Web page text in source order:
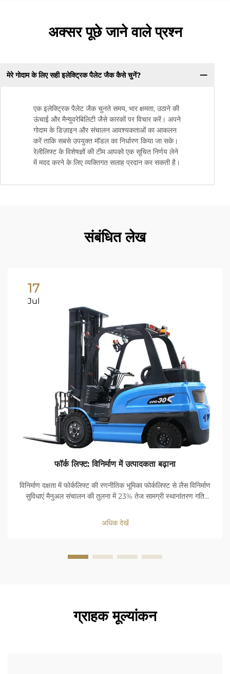
अक्सर पूछे जाने वाले प्रश्न
मेरे गोदाम के लिए सही इलेक्ट्रिक पैलेट जैक कैसे चुनें?
एक इलेक्ट्रिक पैलेट जैक चुनते समय, भार क्षमता, उठाने की
ऊंचाई और मैन्युवरेबिलिटी जैसे कारकों पर विचार करें। अपने
गोदाम के डिज़ाइन और संचालन आवश्यकताओं का आकलन
करें ताकि सबसे उपयुक्त मॉडल का निर्धारण किया जा सके।
रेलीलिफ्ट के विशेषज्ञों की टीम आपको एक सूचित निर्णय लेने
में मदद करने के लिए व्यक्तिगत सलाह प्रदान कर सकती है।
संबंधित लेख
17
Jul
फॉर्क लिफ्ट: विनिर्माण में उत्पादकता बढ़ाना
विनिर्माण दक्षता में फोर्कलिफ्ट की रणनीतिक भूमिका फोर्कलिफ्ट से लैस विनिर्माण
सुविधाएं मैनुअल संचालन की तुलना में 23% तेज सामग्री स्थानांतरण गति
को अनुकूलित करती हैं...
अधिक देखें
ग्राहक मूल्यांकन